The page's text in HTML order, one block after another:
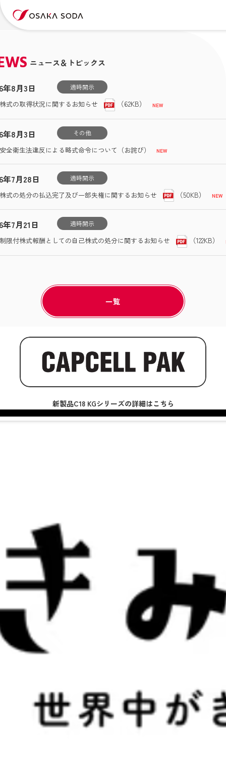
ニュース＆トピックス
年8月3日 適時開示
式の取得状況に関するお知らせ （62KB）
年8月3日 その他
全衛生法違反による略式命令について（お詫び）
年7月28日 適時開示
式の処分の払込完了及び一部失権に関するお知らせ （50KB）
年7月21日 適時開示
限付株式報酬としての自己株式の処分に関するお知らせ （122KB）
一覧
新製品C18 KGシリーズの詳細はこちら